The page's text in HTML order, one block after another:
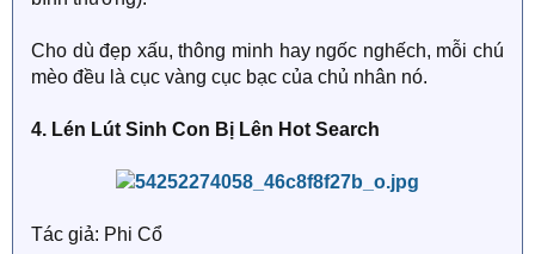
phải làm bác sĩ thú y giải đáp vấn đề của cậu - Tự
chữa trị cho bản thân.
La Chú: Biến thành mèo là hình phạt hả? Bây giờ tôi hối
hận lắm, rất rất hối hận.
Đường Ngật: Ôm ôm hôn hôn tung cao.
La Chú: Làm mèo thì có gì không tốt, có đối tượng, còn
Cho dù đẹp xấu, thông minh hay ngốc nghếch, mỗi chú
mèo đều là cục vàng cục bạc của chủ nhân nó.
4. Lén Lút Sinh Con Bị Lên Hot Search
Tác giả: Phi Cổ